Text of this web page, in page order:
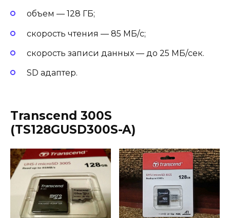
объем — 128 ГБ;
скорость чтения — 85 МБ/с;
скорость записи данных — до 25 МБ/сек.
SD адаптер.
Transcend 300S
(TS128GUSD300S-A)